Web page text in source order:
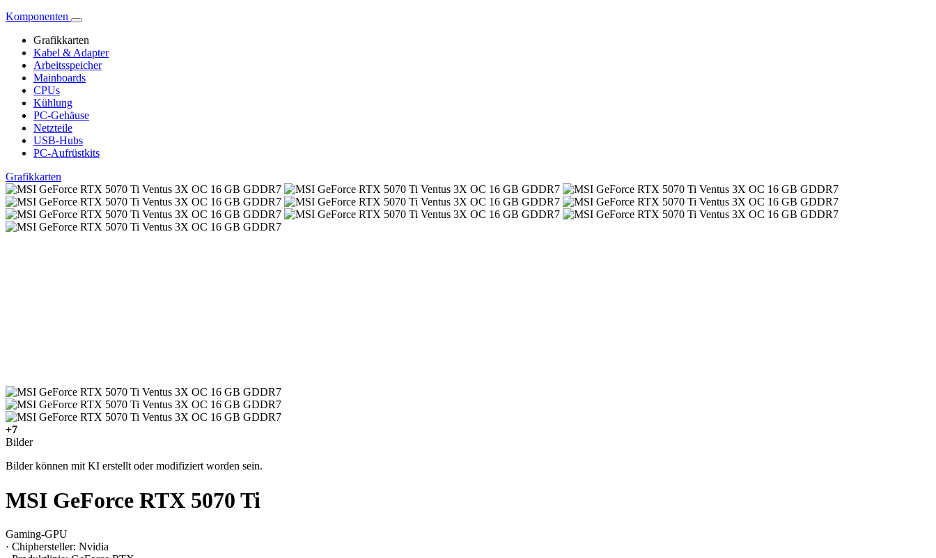
Komponenten
Grafikkarten
Kabel & Adapter
Arbeitsspeicher
Mainboards
CPUs
Kühlung
PC-Gehäuse
Netzteile
USB-Hubs
PC-Aufrüstkits
Grafikkarten
+7
Bilder
Bilder können mit KI erstellt oder modifiziert worden sein.
MSI GeForce RTX 5070 Ti
Gaming-GPU
· Chiphersteller: Nvidia